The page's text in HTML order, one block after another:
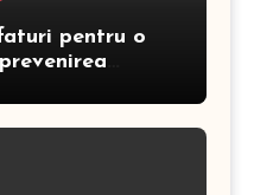
pentru o